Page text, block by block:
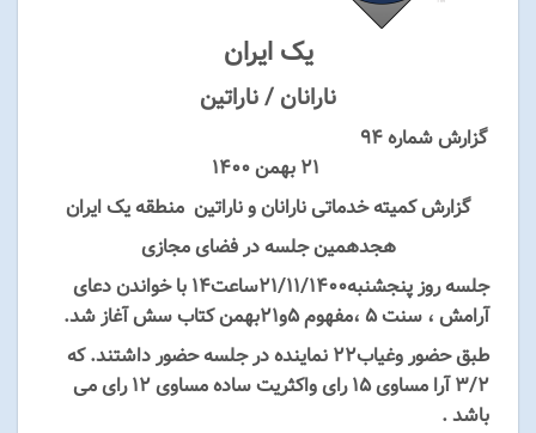
یک ایران
نارانان / ناراتین
گزارش کمیته خدماتی نارانان و ناراتین منطقه یک ایران
هجدهمین جلسه در فضای مجازی
جلسه روز پنج­شنبه21/۱۱/1400ساعت14 با خواندن دعای
آرامش ، سنت ۵ ،مفهوم 5و21بهمن کتاب سش آغاز شد.
طبق حضور وغیاب22 نماینده در جلسه حضور داشتند. که
۳/۲ آرا مساوی ۱۵ رای واکثریت ساده مساوی ۱۲ رای می
باشد .